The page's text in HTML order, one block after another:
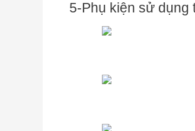
5-Phụ kiện sử dụng